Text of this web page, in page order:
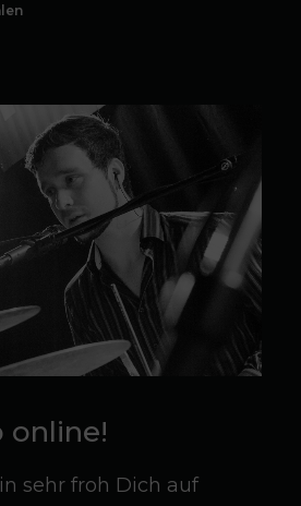
online!
sehr froh Dich auf